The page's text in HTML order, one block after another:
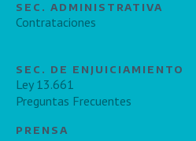
SEC. ADMINISTRATIVA
Contrataciones
SEC. DE ENJUICIAMIENTO
Ley 13.661
Preguntas Frecuentes
PRENSA